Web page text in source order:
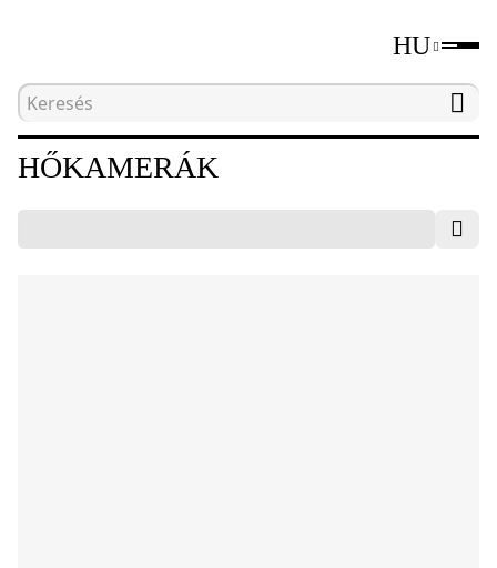
HU
Kezdőlap Roncsolásmentes tesztelő
HŐKAMERÁK